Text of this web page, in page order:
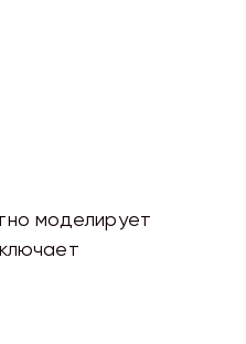
моделирует